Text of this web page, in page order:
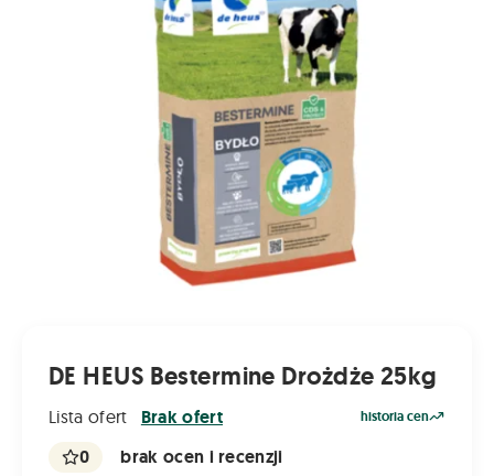
DE HEUS Bestermine Drożdże 25kg
Lista ofert Brak ofert historia cen
0 brak ocen i recenzji